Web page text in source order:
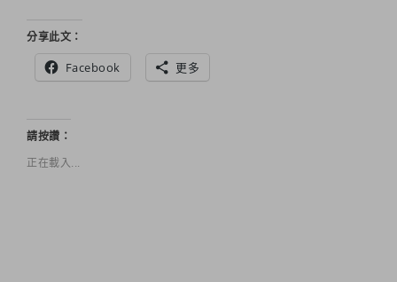
分享此文：
Facebook 更多
請按讚：
正在載入...